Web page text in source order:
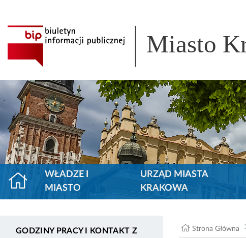
Miasto
WŁADZE I
MIASTO
URZĄD MIASTA
KRAKOWA
GODZINY PRACY I KONTAKT Z
Strona Główna